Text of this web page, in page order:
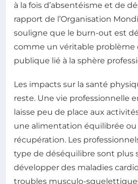
à la fois d’absentéisme et de
rapport de l’Organisation
souligne que le burn-out est
comme un véritable problème
publique lié à la sphère
Les impacts sur la santé
reste. Une vie professionnelle
laisse peu de place aux
une alimentation équilibrée ou
récupération. Les
type de déséquilibre sont plus
développer des maladies
troubles musculo-